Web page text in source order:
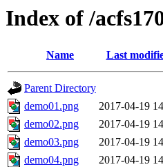
Index of /
Name Last
Parent Directory
demo01.png
2017-04-19
demo02.png
2017-04-19
demo03.png
2017-04-19
demo04.png
2017-04-19